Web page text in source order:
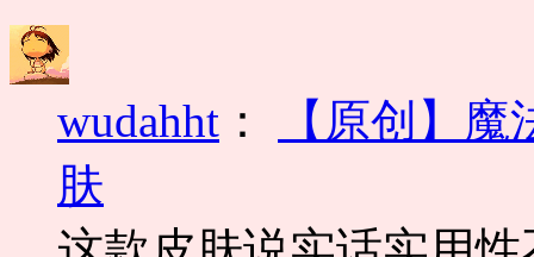
wudahht ：
【原创】
肤